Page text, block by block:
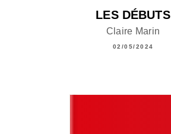
LES DÉBUTS
Claire Marin
02/05/2024